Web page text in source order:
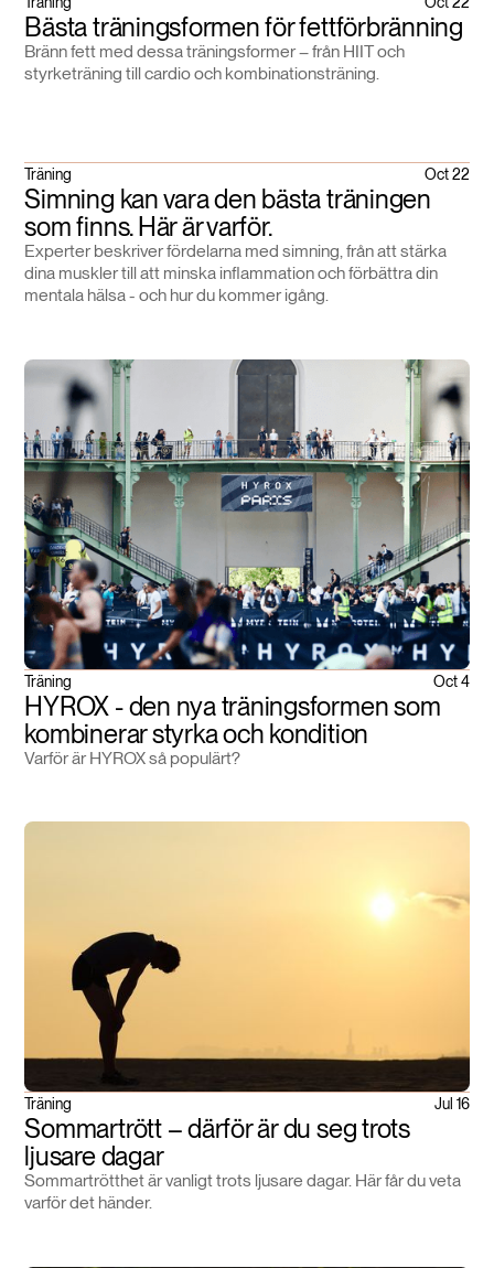
Bästa träningsformen för fettförbränning
Bränn fett med dessa träningsformer – från HIIT och
styrketräning till cardio och kombinationsträning.
Träning Oct 22
Simning kan vara den bästa träningen
som finns. Här är varför.
Experter beskriver fördelarna med simning, från att stärka
dina muskler till att minska inflammation och förbättra din
mentala hälsa - och hur du kommer igång.
Träning Oct 4
HYROX - den nya träningsformen som
kombinerar styrka och kondition
Varför är HYROX så populärt?
Träning Jul 16
Sommartrött – därför är du seg trots
ljusare dagar
Sommartrötthet är vanligt trots ljusare dagar. Här får du veta
varför det händer.